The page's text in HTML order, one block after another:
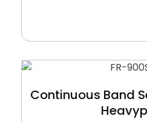
Continuous Band